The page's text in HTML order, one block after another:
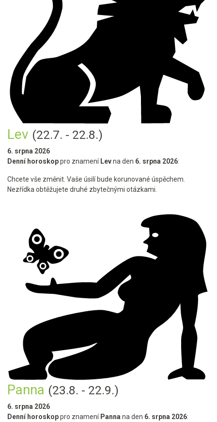
Lev (22.7. - 22.8.)
6. srpna 2026
Denní horoskoppro znamení Levna den 6. srpna 2026:
Chcete vše změnit. Vaše úsilí bude korunované úspěchem.
Nezřídka obtěžujete druhé zbytečnými otázkami.
Panna (23.8. - 22.9.)
6. srpna 2026
Denní horoskoppro znamení Pannana den 6. srpna 2026: